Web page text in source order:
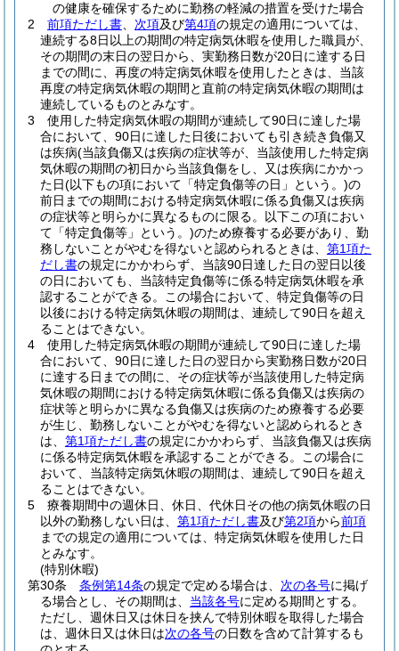
の健康を確保するために勤務の軽減の措置を受けた場合
2
前項ただし書 次項及び第4項の規定の適用については、
連続する8日以上の期間の特定病気休暇を使用した職員が、
その期間の末日の翌日から、実勤務日数が20日に達する日
までの間に、再度の特定病気休暇を使用したときは、当該
再度の特定病気休暇の期間と直前の特定病気休暇の期間は
連続しているものとみなす。
3
使用した特定病気休暇の期間が連続して90日に達した場
合において、90日に達した日後においても引き続き負傷又
は疾病(当該負傷又は疾病の症状等が、当該使用した特定病
気休暇の期間の初日から当該負傷をし、又は疾病にかかっ
た日(以下もの項において「特定負傷等の日」という。)の
前日までの期間における特定病気休暇に係る負傷又は疾病
の症状等と明らかに異なるものに限る。以下この項におい
て「特定負傷等」という。)のため療養する必要があり、勤
務しないことがやむを得ないと認められるときは、 第1項た
だし書の規定にかかわらず、当該90日達した日の翌日以後
の日においても、当該特定負傷等に係る特定病気休暇を承
認することができる。
この場合において、特定負傷等の日
以後における特定病気休暇の期間は、連続して90日を超え
ることはできない。
4
使用した特定病気休暇の期間が連続して90日に達した場
合において、90日に達した日の翌日から実勤務日数が20日
に達する日までの間に、その症状等が当該使用した特定病
気休暇の期間における特定病気休暇に係る負傷又は疾病の
症状等と明らかに異なる負傷又は疾病のため療養する必要
が生じ、勤務しないことがやむを得ないと認められるとき
は、 第1項ただし書の規定にかかわらず、当該負傷又は疾病
に係る特定病気休暇を承認することができる。
この場合に
おいて、当該特定病気休暇の期間は、連続して90日を超え
ることはできない。
5
療養期間中の週休日、休日、代休日その他の病気休暇の日
以外の勤務しない日は、 第1項ただし書及び第2項から前項
までの規定の適用については、特定病気休暇を使用した日
とみなす。
(特別休暇)
第30条
条例第14条の規定で定める場合は、 次の各号に掲げ
る場合とし、その期間は、 当該各号に定める期間とする。
ただし、週休日又は休日を挟んで特別休暇を取得した場合
は、週休日又は休日は次の各号の日数を含めて計算するも